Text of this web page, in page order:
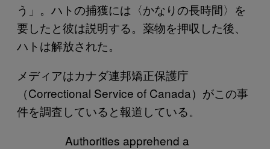
う」。ハトの捕獲には〈かなりの長時間〉を
要したと彼は説明する。薬物を押収した後、
ハトは解放された。
メディアはカナダ連邦矯正保護庁
（Correctional Service of Canada）がこの事
件を調査していると報道している。
Authorities apprehend a